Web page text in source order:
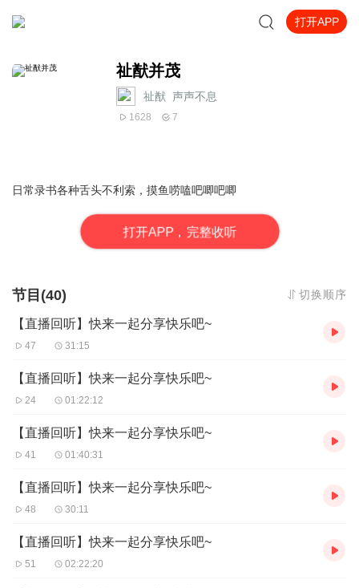
打开APP
祉猷并茂
祉猷_声声不息
1628 7
日常录书各种舌头不利索，摸鱼唠嗑吧唧吧唧
打开APP，完整收听
节目(40) 切换顺序
【直播回听】快来一起分享快乐吧~
47 31:15
【直播回听】快来一起分享快乐吧~
24 01:22:12
【直播回听】快来一起分享快乐吧~
41 01:40:31
【直播回听】快来一起分享快乐吧~
48 30:11
【直播回听】快来一起分享快乐吧~
51 02:22:20